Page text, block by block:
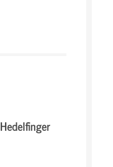
Hedelfinger